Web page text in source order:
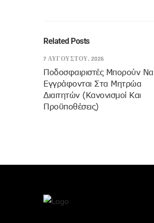
Related Posts
7 ΑΥΓΟΎΣΤΟΥ, 2026
Ποδοσφαιριστές Μπορούν Να
Εγγράφονται Στα Μητρώα
Διαιτητών (κανονισμοί Και
Προϋποθέσεις)